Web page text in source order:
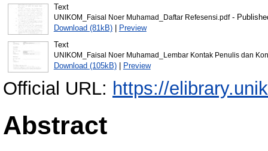
Text
UNIKOM_Faisal Noer Muhamad_Daftar Refesensi.pdf-
Download (81kB)|
Preview
Text
UNIKOM_Faisal Noer Muhamad_Lembar Kontak Penulis dan
Download (105kB)| Preview
Official URL: https://
Abstract